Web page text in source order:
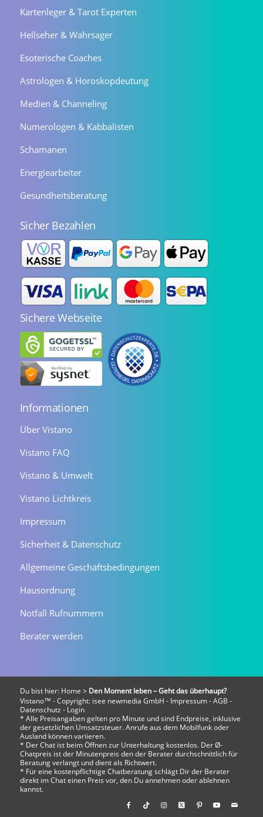
Kartenleger & Tarot Experten
Hellseher & Wahrsager
Esoterische Coaches
Astrologen & Horoskopdeutung
Medien & Channeling
Numerologen & Kabbalisten
Schamanen
Energiearbeiter
Gesundheitsberatung
Sicher Bezahlen
Sichere Webseite
Informationen
Über Vistano
Vistano FAQ
Vistano & Umwelt
Vistano Lichtkreis
Impressum
Sicherheit & Datenschutz
Allgemeine Geschäftsbedingungen
Hausordnung
Notfall Rufnummern
Berater werden
Du bist hier: Home > Den Moment leben – Geht das überhaupt?
Vistano™ - Copyright: isee newmedia GmbH - Impressum-AGB -
Datenschutz - Login
* Alle Preisangaben gelten pro Minute und sind Endpreise, inklusive
der gesetzlichen Umsatzsteuer. Anrufe aus dem Mobilfunk oder
Ausland können variieren.
* Der Chat ist beim Öffnen zur Unterhaltung kostenlos. Der Ø-
Chatpreis ist der Minutenpreis den der Berater durchschnittlich für
Beratung verlangt und dient als Richtwert.
* Für eine kostenpflichtige Chatberatung schlägt Dir der Berater
direkt im Chat einen Preis vor, den Du annehmen oder ablehnen
kannst.